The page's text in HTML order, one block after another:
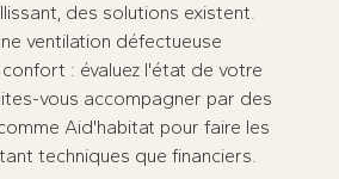
des solutions existent.
ventilation défectueuse
: évaluez l'état de votre
vous accompagner par des
Aid'habitat pour faire les
techniques que financiers.